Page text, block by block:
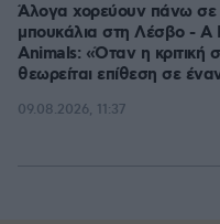
Άλογα χορεύουν πάνω
μπουκάλια στη Λέσβο - A
Animals: «Όταν η κριτική
θεωρείται επίθεση σε
09.08.2026, 11:37